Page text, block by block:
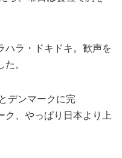
ハラ・ドキドキ。歓声を
。
デンマークに完
ク、やっぱり日本より上